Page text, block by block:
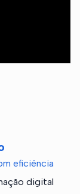
eficiência
digital